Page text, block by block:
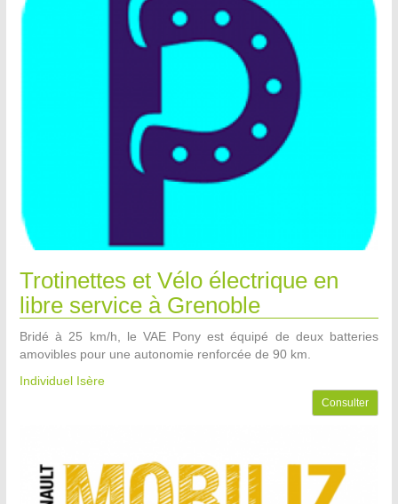
Trotinettes et Vélo électrique en
libre service à Grenoble
Bridé à 25 km/h, le VAE Pony est équipé de deux batteries
amovibles pour une autonomie renforcée de 90 km.
Individuel Isère
Consulter